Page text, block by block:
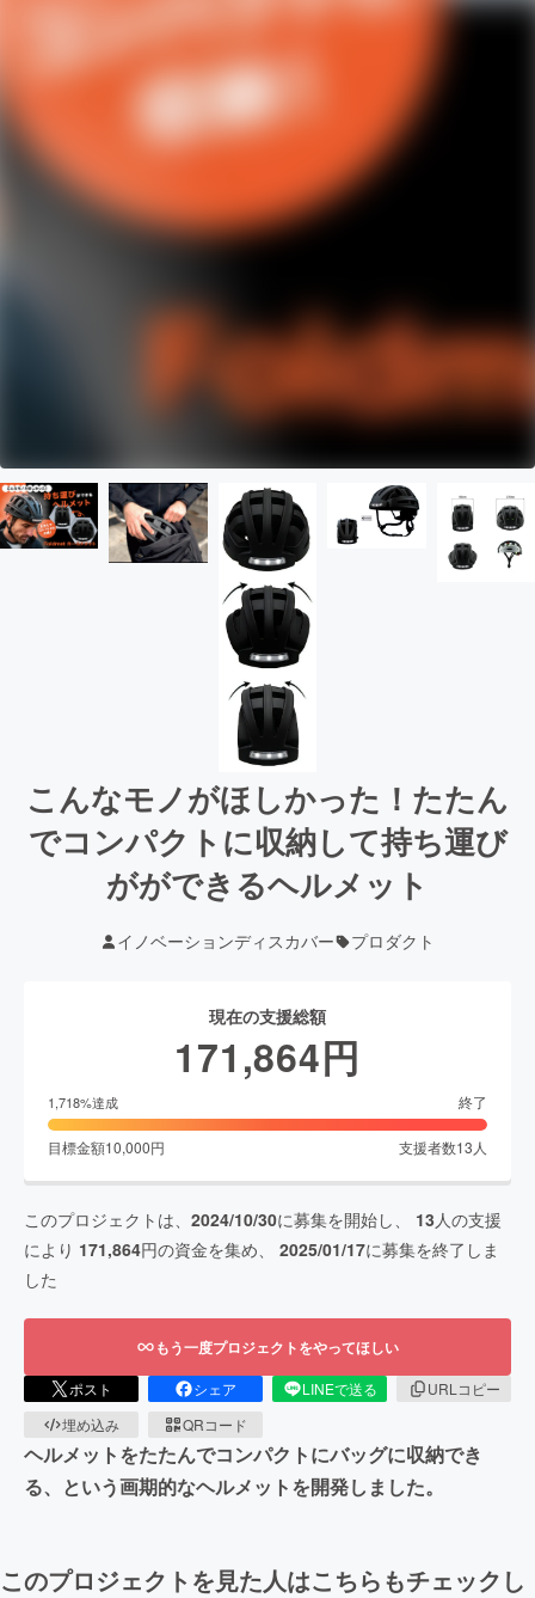
こんなモノがほしかった！たたん
でコンパクトに収納して持ち運び
がができるヘルメット
イノベーションディスカバー プロダクト
現在の支援総額
171,864円
1,718%達成 終了
目標金額10,000円 支援者数13 人
このプロジェクトは、 2024/10/30に募集を開始し、 13人の支援
により 171,864円の資金を集め、 2025/01/17に募集を終了しま
した
もう一度プロジェクトをやってほしい
ポスト シェア LINEで送る
URLコピー
埋め込み
QRコード
ヘルメットをたたんでコンパクトにバッグに収納でき
る、という画期的なヘルメットを開発しました。
このプロジェクトを見た人はこちらもチェックし